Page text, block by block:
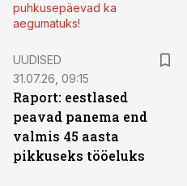
puhkusepäevad ka
aegumatuks!
UUDISED
31.07.26, 09:15
Raport: eestlased
peavad panema end
valmis 45 aasta
pikkuseks tööeluks